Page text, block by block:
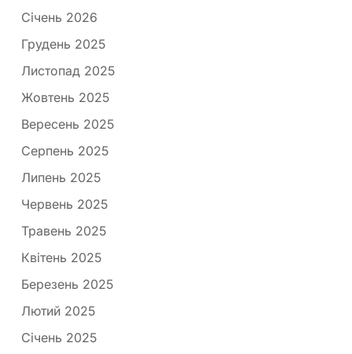
Січень 2026
Грудень 2025
Листопад 2025
Жовтень 2025
Вересень 2025
Серпень 2025
Липень 2025
Червень 2025
Травень 2025
Квітень 2025
Березень 2025
Лютий 2025
Січень 2025